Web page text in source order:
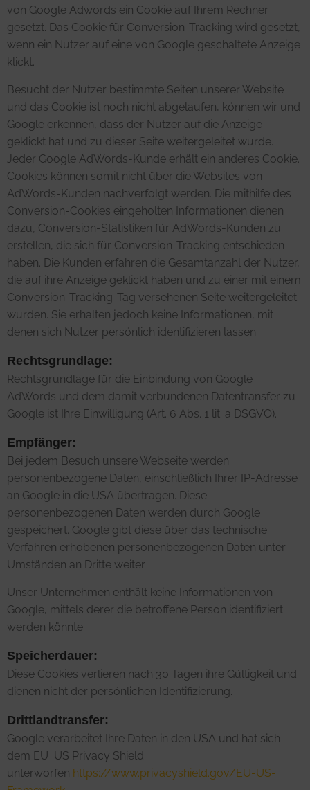
von Google Adwords ein Cookie auf Ihrem Rechner
gesetzt. Das Cookie für Conversion-Tracking wird gesetzt,
wenn ein Nutzer auf eine von Google geschaltete Anzeige
klickt.
Besucht der Nutzer bestimmte Seiten unserer Website
und das Cookie ist noch nicht abgelaufen, können wir und
Google erkennen, dass der Nutzer auf die Anzeige
geklickt hat und zu dieser Seite weitergeleitet wurde.
Jeder Google AdWords-Kunde erhält ein anderes Cookie.
Cookies können somit nicht über die Websites von
AdWords-Kunden nachverfolgt werden. Die mithilfe des
Conversion-Cookies eingeholten Informationen dienen
dazu, Conversion-Statistiken für AdWords-Kunden zu
erstellen, die sich für Conversion-Tracking entschieden
haben. Die Kunden erfahren die Gesamtanzahl der Nutzer,
die auf ihre Anzeige geklickt haben und zu einer mit einem
Conversion-Tracking-Tag versehenen Seite weitergeleitet
wurden. Sie erhalten jedoch keine Informationen, mit
denen sich Nutzer persönlich identifizieren lassen.
Rechtsgrundlage:
Rechtsgrundlage für die Einbindung von Google
AdWords und dem damit verbundenen Datentransfer zu
Google ist Ihre Einwilligung (Art. 6 Abs. 1 lit. a DSGVO).
Empfänger:
Bei jedem Besuch unsere Webseite werden
personenbezogene Daten, einschließlich Ihrer IP-Adresse
an Google in die USA übertragen. Diese
personenbezogenen Daten werden durch Google
gespeichert. Google gibt diese über das technische
Verfahren erhobenen personenbezogenen Daten unter
Umständen an Dritte weiter.
Unser Unternehmen enthält keine Informationen von
Google, mittels derer die betroffene Person identifiziert
werden könnte.
Speicherdauer:
Diese Cookies verlieren nach 30 Tagen ihre Gültigkeit und
dienen nicht der persönlichen Identifizierung.
Drittlandtransfer:
Google verarbeitet Ihre Daten in den USA und hat sich
dem EU_US Privacy Shield
unterworfen https://www.privacyshield.gov/EU-US-